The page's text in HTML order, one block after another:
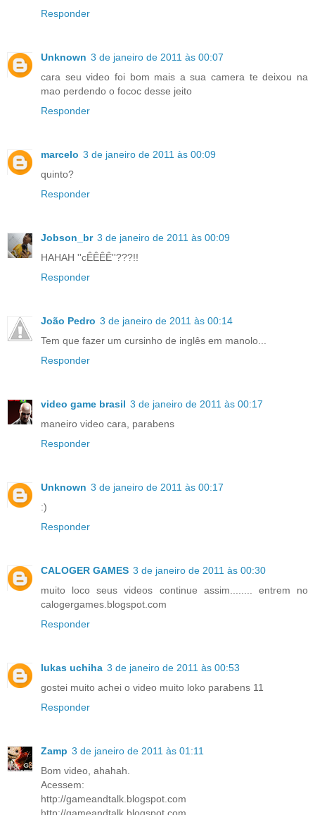
Responder
Unknown 3 de janeiro de 2011 às 00:07
cara seu video foi bom mais a sua camera te deixou na
mao perdendo o fococ desse jeito
Responder
marcelo 3 de janeiro de 2011 às 00:09
quinto?
Responder
Jobson_br 3 de janeiro de 2011 às 00:09
HAHAH ''cÊÊÊÊ''???!!
Responder
João Pedro 3 de janeiro de 2011 às 00:14
Tem que fazer um cursinho de inglês em manolo...
Responder
video game brasil 3 de janeiro de 2011 às 00:17
maneiro video cara, parabens
Responder
Unknown 3 de janeiro de 2011 às 00:17
:)
Responder
CALOGER GAMES 3 de janeiro de 2011 às 00:30
muito loco seus videos continue assim........ entrem no
calogergames.blogspot.com
Responder
lukas uchiha 3 de janeiro de 2011 às 00:53
gostei muito achei o video muito loko parabens 11
Responder
Zamp 3 de janeiro de 2011 às 01:11
Bom video, ahahah.
Acessem:
http://gameandtalk.blogspot.com